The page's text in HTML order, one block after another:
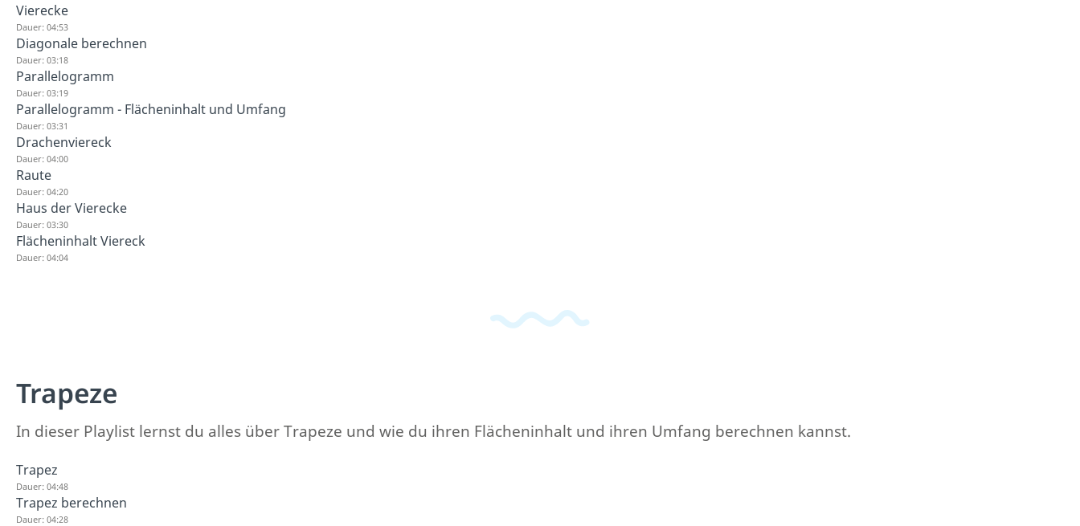
Vierecke
Dauer: 04:53
Diagonale berechnen
Dauer: 03:18
Parallelogramm
Dauer: 03:19
Parallelogramm - Flächeninhalt und Umfang
Dauer: 03:31
Drachenviereck
Dauer: 04:00
Raute
Dauer: 04:20
Haus der Vierecke
Dauer: 03:30
Flächeninhalt Viereck
Dauer: 04:04
Trapeze
In dieser Playlist lernst du alles über Trapeze und wie du ihren Flächeninhalt und ihren Umfang berechnen kannst.
Trapez
Dauer: 04:48
Trapez berechnen
Dauer: 04:28